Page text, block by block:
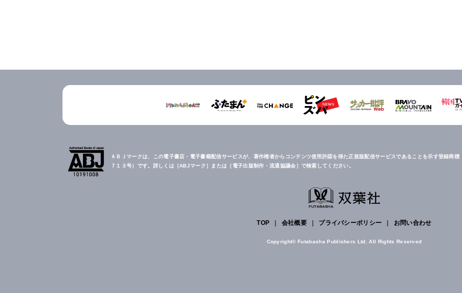
ＡＢＪマークは、この電子書店・電子書籍配信サービスが、著作権者からコンテンツ使用許諾を得た正規版配信サービスであることを示す登録商標
７１３号）です。詳しくは［ABJマーク］または［電子出版制作・流通協議会］で検索してください。
TOP 会社概要 プライバシーポリシー お問い合わせ
Copyright© Futabasha Publishers Ltd. All Rights Reserved